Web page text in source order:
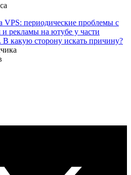
VPS: периодические проблемы с
рекламы на ютубе у части
В какую сторону искать причину?